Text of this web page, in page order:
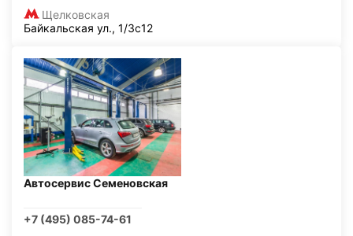
Щелковская
Байкальская ул., 1/3с12
Автосервис Семеновская
+7 (495) 085-74-61